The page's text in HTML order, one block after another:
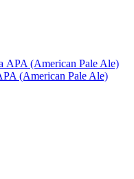
(American Pale Ale)